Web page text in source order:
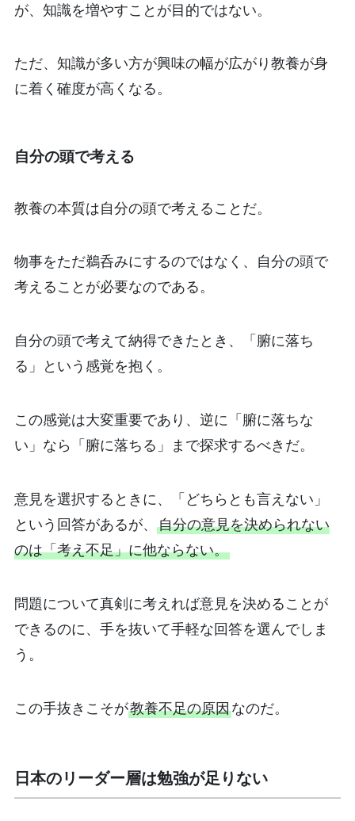
が、知識を増やすことが目的ではない。
ただ、知識が多い方が興味の幅が広がり教養が身
に着く確度が高くなる。
自分の頭で考える
教養の本質は自分の頭で考えることだ。
物事をただ鵜呑みにするのではなく、自分の頭で
考えることが必要なのである。
自分の頭で考えて納得できたとき、「腑に落ち
る」という感覚を抱く。
この感覚は大変重要であり、逆に「腑に落ちな
い」なら「腑に落ちる」まで探求するべきだ。
意見を選択するときに、「どちらとも言えない」
という回答があるが、 自分の意見を決められない
のは「考え不足」に他ならない。
問題について真剣に考えれば意見を決めることが
できるのに、手を抜いて手軽な回答を選んでしま
う。
この手抜きこそが教養不足の原因なのだ。
日本のリーダー層は勉強が足りない